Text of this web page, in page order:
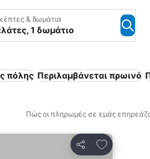
& δωμάτια
1 δωμάτιο
πόλης Περιλαμβάνεται πρωινό
Πώς οι πληρωμές σε εμάς
Κοινοποίηση
Προσθήκη